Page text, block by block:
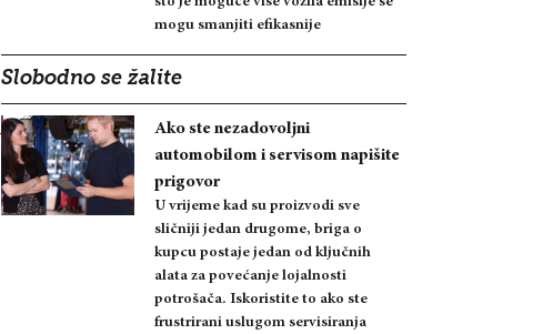
mogu smanjiti efikasnije
Slobodno se žalite
Ako ste nezadovoljni
automobilom i servisom napišite
prigovor
U vrijeme kad su proizvodi sve
sličniji jedan drugome, briga o
kupcu postaje jedan od ključnih
alata za povećanje lojalnosti
potrošača. Iskoristite to ako ste
frustrirani uslugom servisiranja